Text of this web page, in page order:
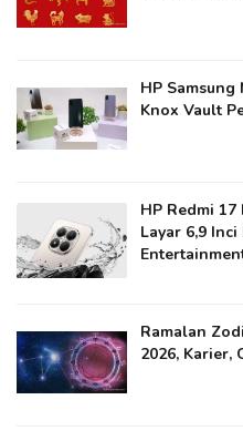
HP
Knox Vault
HP Redmi
Layar 6,9
Ramalan
2026, Karier,